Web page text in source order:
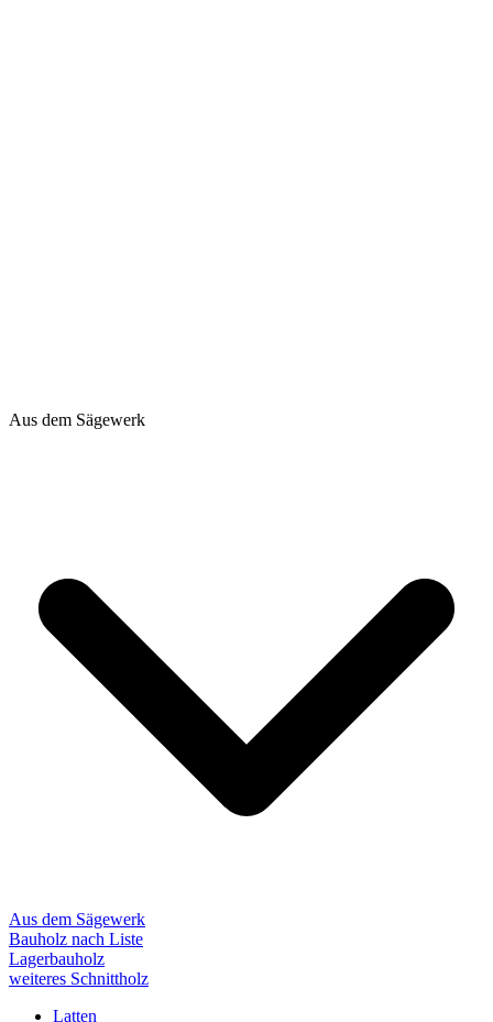
Aus dem Sägewerk
Aus dem Sägewerk
Bauholz nach Liste
Lagerbauholz
weiteres Schnittholz
Latten